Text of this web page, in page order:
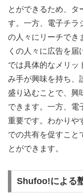
とができるため、タ
す。一方、電子チラ
の人々にリーチでき
くの人々に広告を
では具体的なメリッ
み手が興味を持ち、
盛り込むことで、興
できます。一方、電
重要です。わかりや
での共有を促すこと
とができます。
Shufoo!による